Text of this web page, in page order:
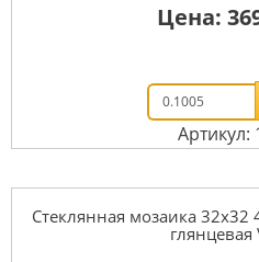
Цена:
Артикул:
Стеклянная мозаика